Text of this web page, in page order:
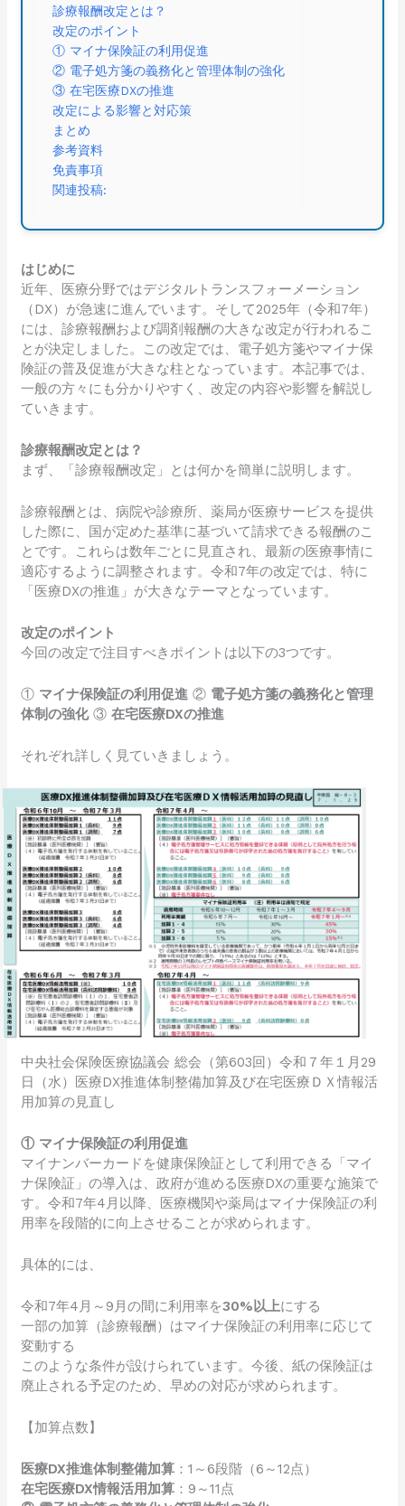
診療報酬改定とは？
改定のポイント
① マイナ保険証の利用促進
② 電子処方箋の義務化と管理体制の強化
③ 在宅医療DXの推進
改定による影響と対応策
まとめ
参考資料
免責事項
関連投稿:
はじめに
近年、医療分野ではデジタルトランスフォーメーション
（DX）が急速に進んでいます。そして2025年（令和7年）
には、診療報酬および調剤報酬の大きな改定が行われるこ
とが決定しました。この改定では、電子処方箋やマイナ保
険証の普及促進が大きな柱となっています。本記事では、
一般の方々にも分かりやすく、改定の内容や影響を解説し
ていきます。
診療報酬改定とは？
まず、「診療報酬改定」とは何かを簡単に説明します。
診療報酬とは、病院や診療所、薬局が医療サービスを提供
した際に、国が定めた基準に基づいて請求できる報酬のこ
とです。これらは数年ごとに見直され、最新の医療事情に
適応するように調整されます。令和7年の改定では、特に
「医療DXの推進」が大きなテーマとなっています。
改定のポイント
今回の改定で注目すべきポイントは以下の3つです。
① マイナ保険証の利用促進 ② 電子処方箋の義務化と管理
体制の強化③在宅医療DXの推進
それぞれ詳しく見ていきましょう。
中央社会保険医療協議会 総会（第603回）令和７年１月29
日（水）医療DX推進体制整備加算及び在宅医療ＤＸ情報活
用加算の見直し
① マイナ保険証の利用促進
マイナンバーカードを健康保険証として利用できる「マイ
ナ保険証」の導入は、政府が進める医療DXの重要な施策で
す。令和7年4月以降、医療機関や薬局はマイナ保険証の利
用率を段階的に向上させることが求められます。
具体的には、
令和7年4月～9月の間に利用率を30%以上にする
一部の加算（診療報酬）はマイナ保険証の利用率に応じて
変動する
このような条件が設けられています。今後、紙の保険証は
廃止される予定のため、早めの対応が求められます。
【加算点数】
医療DX推進体制整備加算 ：1～6段階（6～12点）
在宅医療DX情報活用加算 ：9～11点